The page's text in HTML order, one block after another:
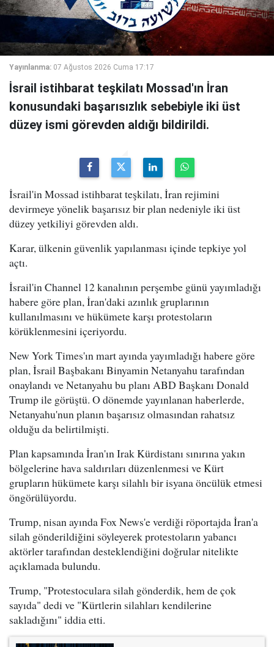
Yayınlanma: 07 Ağustos 2026 Cuma 17:17
İsrail istihbarat teşkilatı Mossad'ın İran
konusundaki başarısızlık sebebiyle iki üst
düzey ismi görevden aldığı bildirildi.
İsrail'in Mossad istihbarat teşkilatı, İran rejimini
devirmeye yönelik başarısız bir plan nedeniyle iki üst
düzey yetkiliyi görevden aldı.
Karar, ülkenin güvenlik yapılanması içinde tepkiye yol
açtı.
İsrail'in Channel 12 kanalının perşembe günü yayımladığı
habere göre plan, İran'daki azınlık gruplarının
kullanılmasını ve hükümete karşı protestoların
körüklenmesini içeriyordu.
New York Times'ın mart ayında yayımladığı habere göre
plan, İsrail Başbakanı Binyamin Netanyahu tarafından
onaylandı ve Netanyahu bu planı ABD Başkanı Donald
Trump ile görüştü. O dönemde yayınlanan haberlerde,
Netanyahu'nun planın başarısız olmasından rahatsız
olduğu da belirtilmişti.
Plan kapsamında İran'ın Irak Kürdistanı sınırına yakın
bölgelerine hava saldırıları düzenlenmesi ve Kürt
grupların hükümete karşı silahlı bir isyana öncülük etmesi
öngörülüyordu.
Trump, nisan ayında Fox News'e verdiği röportajda İran'a
silah gönderildiğini söyleyerek protestoların yabancı
aktörler tarafından desteklendiğini doğrular nitelikte
açıklamada bulundu.
Trump, "Protestoculara silah gönderdik, hem de çok
sayıda" dedi ve "Kürtlerin silahları kendilerine
sakladığını" iddia etti.